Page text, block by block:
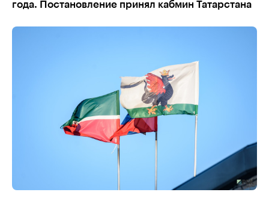
года. Постановление принял кабмин Татарстана